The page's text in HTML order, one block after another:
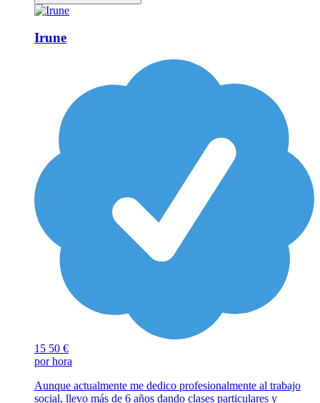
Irune
15 50 €
por hora
Aunque actualmente me dedico profesionalmente al trabajo
social, llevo más de 6 años dando clases particulares y